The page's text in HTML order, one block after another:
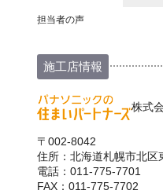
担当者の声
施工店情報
株式
〒002-8042
住所：北海道札幌市北区
電話：011-775-7701
FAX：011-775-7702